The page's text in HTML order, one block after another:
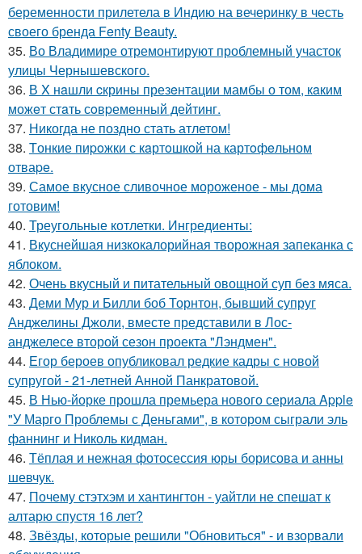
беременности прилетела в Индию на вечеринку в честь
своего бренда Fenty Beauty.
35. Во Владимире отремонтируют проблемный участок
улицы Чернышевского.
36. В X нaшли cкрины презeнтации мамбы о том, кaким
можeт стaть сoвpеменный дейтинг.
37. Никогда не поздно стать атлетом!
38. Tонкие пиpoжки с кaртoшкoй на картoфeльном
отваpe.
39. Самое вкусное сливочное мороженое - мы дома
готовим!
40. Треугольные котлетки. Ингредиенты:
41. Вкуснейшая низкокалорийная творожная запеканка с
яблоком.
42. Очень вкусный и питательный овощной суп без мяса.
43. Деми Мур и Билли боб Торнтон, бывший супруг
Анджелины Джоли, вместе представили в Лос-
анджелесе второй сезон проекта "Лэндмен".
44. Егор бероев опубликовал редкие кадры с новой
супругой - 21-летней Анной Панкратовой.
45. В Нью-йорке прошла премьера нового сериала Apple
"У Марго Проблемы с Деньгами", в котором сыграли эль
фаннинг и Николь кидман.
46. Тёплая и нежная фотосессия юры борисова и анны
шевчук.
47. Почему стэтхэм и хантингтон - уайтли не спешат к
алтарю спустя 16 лет?
48. Звёзды, которые решили "Обновиться" - и взорвали